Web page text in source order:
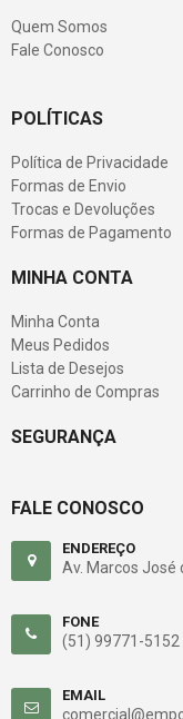
Quem Somos
Fale Conosco
POLÍTICAS
Política de Privacidade
Formas de Envio
Trocas e Devoluções
Formas de Pagamento
MINHA CONTA
Minha Conta
Meus Pedidos
Lista de Desejos
Carrinho de Compras
SEGURANÇA
FALE CONOSCO
ENDEREÇO
Av. Marcos José
FONE
(51) 99771-
EMAIL